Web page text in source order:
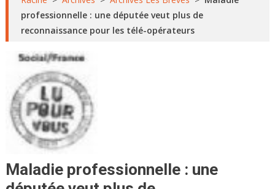
professionnelle : une députée veut plus de
reconnaissance pour les télé-opérateurs
Maladie professionnelle : une